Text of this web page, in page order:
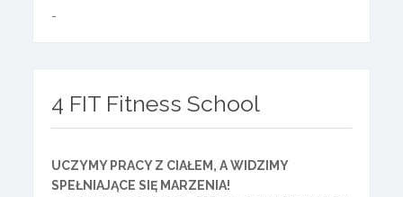
-
4 FIT Fitness School
UCZYMY PRACY Z CIAŁEM, A WIDZIMY
SPEŁNIAJĄCE SIĘ MARZENIA!